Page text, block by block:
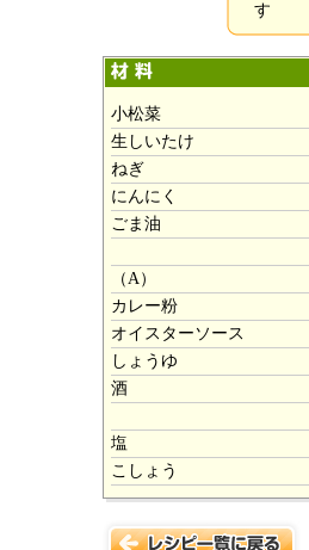
す
小松菜
生しいたけ
ねぎ
にんにく
ごま油
（A）
カレー粉
オイスターソース
しょうゆ
酒
塩
こしょう